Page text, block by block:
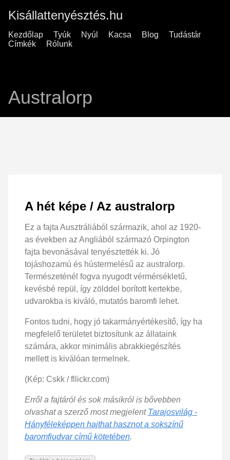
Kisállattenyésztés.hu
Kezdőlap Tyúk Nyúl Kacsa Blog
Tudástár
Címkék
Rólunk
Australorp
A hét képe / Az australorp
Ez a fajta Ausztráliából származik, ahol az 1920-
as években az Angliából származó Orpington
fajta bevonásával tenyésztették ki. Jó
tojáshozamú és hústermelésű az australorp.
Természeténél fogva nyugodt vérmérsékletű,
kevésbé repül, így zölddel borított kertekbe,
udvarokba is kiváló, mutatós baromfi lehet.
Fontos tudni, hogy jó takarmányértékesítő, így ha
megfelelő területet biztosítunk az állataink
számára, akkor minimális abrakkiegészítés
mellett is kiválóan termelnek.
(Kép: Cskk / fllickr.com)
Erről a fajtáról és sok másikról is bővebben
olvashat a szerző most megjelent Tarajosvilág -
Hányféleképpen hajthat hasznot a sokszínű
baromfiudvar című kötetében.